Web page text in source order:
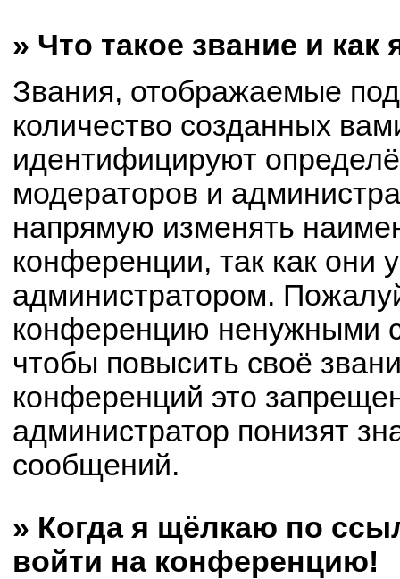
» Что такое звание и как
Звания, отображаемые
количество созданных
идентифицируют
модераторов и
напрямую изменять
конференции, так как они
администратором.
конференцию ненужными
чтобы повысить своё
конференций это
администратор понизят
сообщений.
» Когда я щёлкаю по
войти на конференцию!